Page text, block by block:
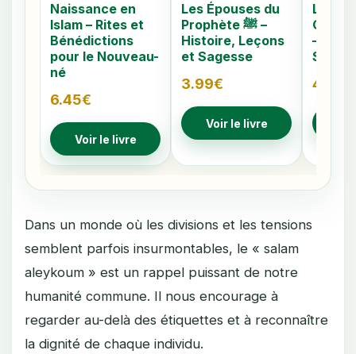
Naissance en
Islam – Rites et
Bénédictions
pour le Nouveau-
né
6.45€
Voir le livre
Les Épouses du
Prophète ﷺ –
Histoire, Leçons
et Sagesse
3.99€
Voir le livre
Les
–
4.79
Dans un monde où les divisions et les tensions
semblent parfois insurmontables, le « salam
aleykoum » est un rappel puissant de notre
humanité commune. Il nous encourage à
regarder au-delà des étiquettes et à reconnaître
la dignité de chaque individu.